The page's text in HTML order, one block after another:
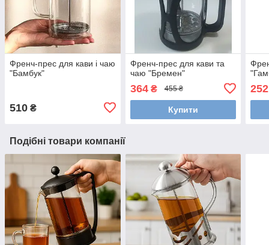
Френч-прес для кави і чаю
"Бамбук"
510 ₴
Френч-прес для кави та
чаю "Бремен"
364₴ 455 ₴
Купити
252
Подібні товари компанії